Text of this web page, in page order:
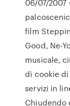
06/07/2007
film
Good, Ne-
musicale,
di cookie
servizi in
Chiudendo